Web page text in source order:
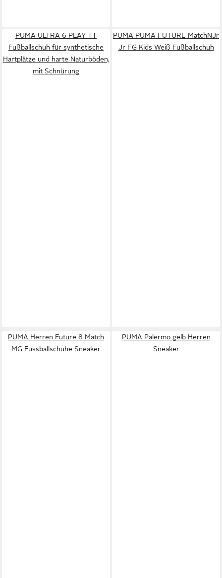
PUMA ULTRA 6 PLAY TT
Fußballschuh für synthetische
Hartplätze und harte Naturböden,
mit Schnürung
PUMA PUMA FUTURE MatchNJr
Jr FG Kids Weiß Fußballschuh
PUMA Herren Future 8 Match
MG Fussballschuhe Sneaker
PUMA Palermo gelb Herren
Sneaker